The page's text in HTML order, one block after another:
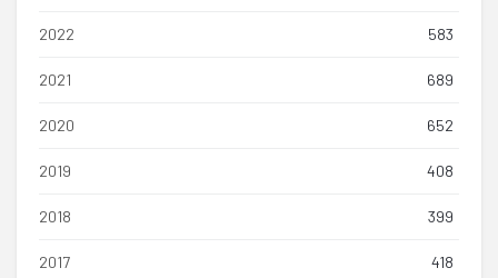
2022 583
2021 689
2020 652
2019 408
2018 399
2017 418